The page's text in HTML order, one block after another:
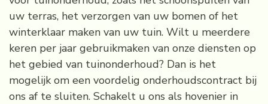
uw terras, het verzorgen van uw bomen of het
winterklaar maken van uw tuin. Wilt u meerdere
keren per jaar gebruikmaken van onze diensten op
het gebied van tuinonderhoud? Dan is het
mogelijk om een voordelig onderhoudscontract bij
ons af te sluiten. Schakelt u ons als hovenier in